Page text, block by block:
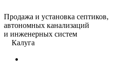
Продажа и установка септиков,
автономных канализаций
и инженерных систем
Калуга